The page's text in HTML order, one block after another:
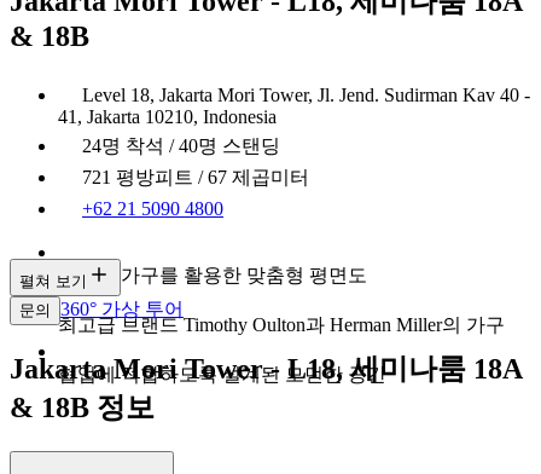
& 18B
Level 18, Jakarta Mori Tower, Jl. Jend. Sudirman Kav 40 -
41, Jakarta 10210, Indonesia
24명 착석 / 40명 스탠딩
721 평방피트 / 67 제곱미터
+62 21 5090 4800
모듈식 가구를 활용한 맞춤형 평면도
최고급 브랜드 Timothy Oulton과 Herman Miller의 가구
협업에 적합하도록 설계된 모던한 공간
펼쳐 보기
문의
360° 가상 투어
Jakarta Mori Tower - L18, 세미나룸 18A
& 18B 정보